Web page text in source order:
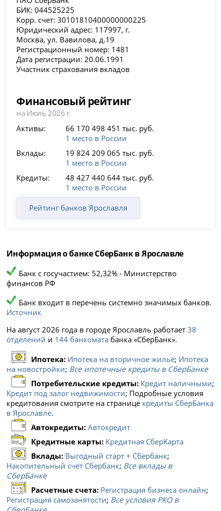
БИК: 044525225
Корр. счет: 30101810400000000225
Юридический адрес: 117997, г.
Москва, ул. Вавилова, д.19
Регистрационный номер: 1481
Дата регистрации: 20.06.1991
Участник страхования вкладов
Финансовый рейтинг
на Июль 2026 г.
Активы:
66 170 498 451 тыс. руб.
1 место в России
Вклады:
19 824 209 065 тыс. руб.
1 место в России
Кредиты:
48 427 440 644 тыс. руб.
1 место в России
Рейтинг банков Ярославля
Информация о банке СберБанк в Ярославле
Банк с госучастием: 52,32% - Министерство
финансов РФ
Банк входит в перечень системно значимых банков.
Источник
На август 2026 года в городе Ярославль работает38
отделений и 144 банкомата банка «СберБанк».
Ипотека: Ипотека на вторичное жильё; Ипотека
на новостройки; Все ипотечные кредиты в СберБанке
Потребительские кредиты: Кредит наличными;
Кредит под залог недвижимости; Подробные условия
кредитования смотрите на странице кредиты СберБанка
в Ярославле.
Автокредиты:Автокредит
Кредитные карты: Кредитная СберКарта
Вклады: Выгодный старт + Сбербанк;
Накопительный счёт Сбербанк; Все вклады в
СберБанке
Расчетные счета: Регистрация бизнеса онлайн;
Регистрация самозанятости; Все условия РКО в